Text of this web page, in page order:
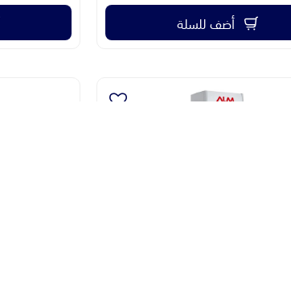
أضف للسلة